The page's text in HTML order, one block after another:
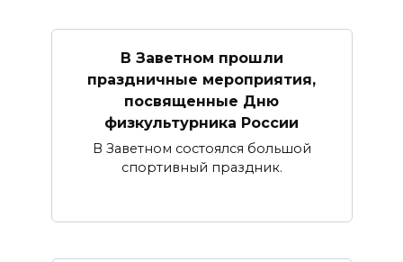
В Заветном прошли
праздничные мероприятия,
посвященные Дню
физкультурника России
В Заветном состоялся большой
спортивный праздник.